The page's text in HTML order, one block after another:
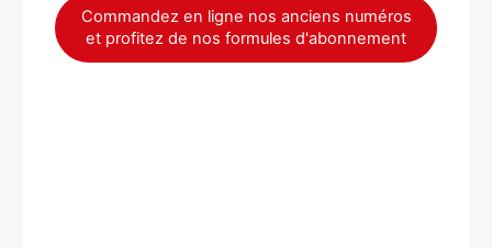
Commandez en ligne nos anciens numéros
et profitez de nos formules d'abonnement